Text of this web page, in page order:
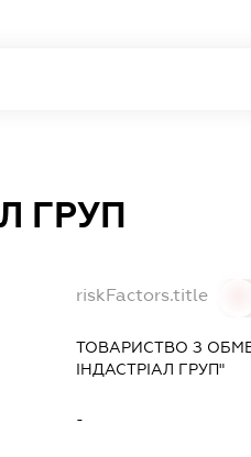
ГРУП
riskFactors.title
ТОВАРИСТВО З
ІНДАСТРІАЛ ГРУП"
-